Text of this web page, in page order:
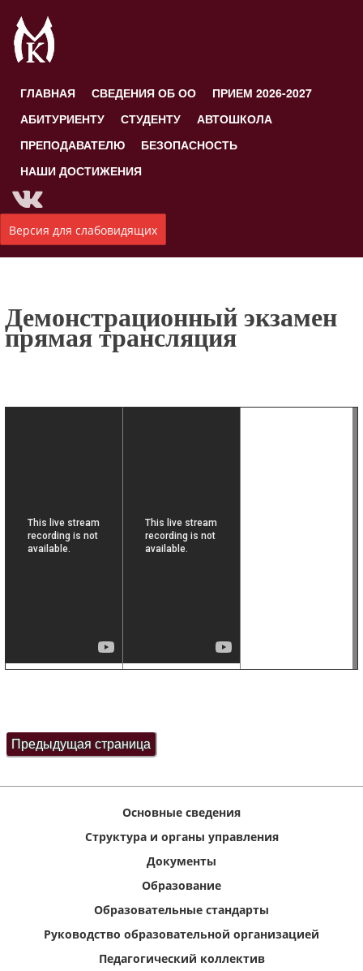
ГЛАВНАЯ СВЕДЕНИЯ ОБ ОО
ПРИЕМ 2026-2027
АБИТУРИЕНТУ
СТУДЕНТУ
АВТОШКОЛА
ПРЕПОДАВАТЕЛЮ
БЕЗОПАСНОСТЬ
НАШИ ДОСТИЖЕНИЯ
Версия для слабовидящих
Демонстрационный экзамен
прямая трансляция
Основные сведения
Структура и органы управления
Документы
Образование
Образовательные стандарты
Руководство образовательной организацией
Педагогический коллектив